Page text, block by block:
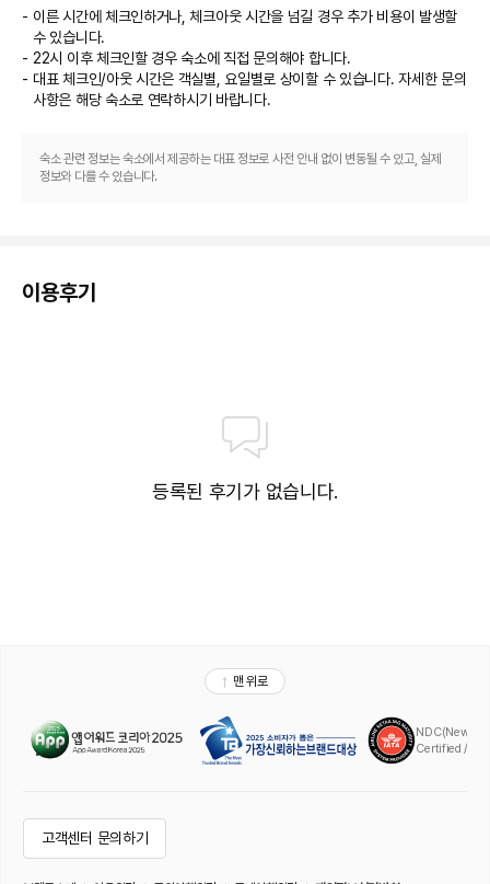
이른 시간에 체크인하거나, 체크아웃 시간을 넘길 경우 추가 비용이 발생할
수 있습니다.
22시 이후 체크인할 경우 숙소에 직접 문의해야 합니다.
대표 체크인/아웃 시간은 객실별, 요일별로 상이할 수 있습니다. 자세한 문의
사항은 해당 숙소로 연락하시기 바랍니다.
숙소 관련 정보는 숙소에서 제공하는 대표 정보로 사전 안내 없이 변동될 수 있고, 실제
정보와 다를 수 있습니다.
이용후기
등록된 후기가 없습니다.